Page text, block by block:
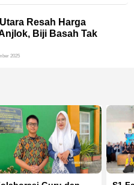
Resah Harga
Biji Basah Tak
2025